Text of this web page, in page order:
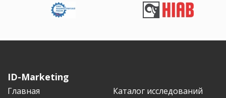
ID-Marketing
Главная
Каталог исследований